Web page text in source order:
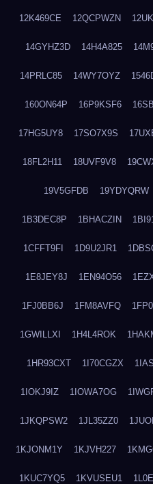
12K469CE 12QCPWZN
14GYHZ3D 14H4A825
14PRLC85 14WY7OYZ
160ON64P 16P9KSF6
17HG5UY8 17SO7X9S
18FL2H11 18UVF9V8
19V5GFDB 19YDYQRW
1B3DEC8P 1BHACZIN
1CFFT9FI 1D9U2JR1
1E8JEY8J 1EN94O56
1FJ0BB6J 1FM8AVFQ
1GWILLXI 1H4L4ROK
1HR93CXT 1I70CGZX
1IOKJ9IZ 1IOWA7OG
1JKQPSW2 1JL35ZZ0
1KJONM1Y 1KJVH227
1KUC7YQ5 1KVUSEU1